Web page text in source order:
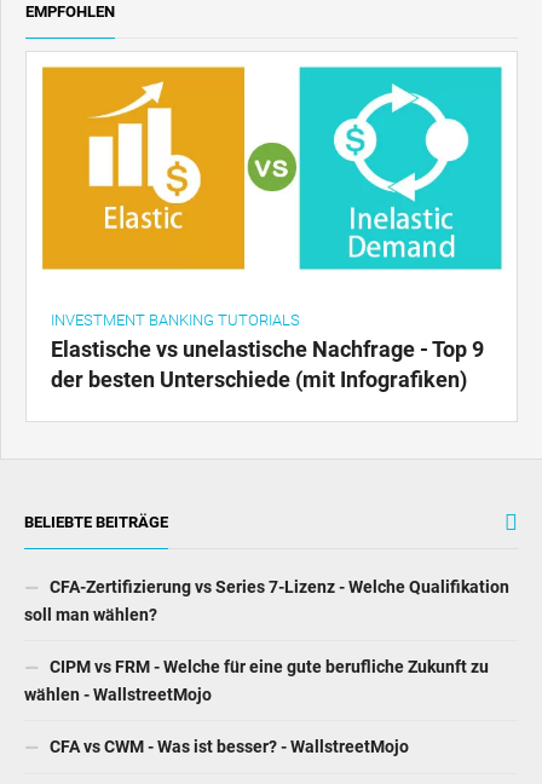
EMPFOHLEN
INVESTMENT BANKING TUTORIALS
Elastische vs unelastische Nachfrage - Top 9
der besten Unterschiede (mit Infografiken)
BELIEBTE BEITRÄGE
CFA-Zertifizierung vs Series 7-Lizenz - Welche Qualifikation
soll man wählen?
CIPM vs FRM - Welche für eine gute berufliche Zukunft zu
wählen - WallstreetMojo
CFA vs CWM - Was ist besser? - WallstreetMojo